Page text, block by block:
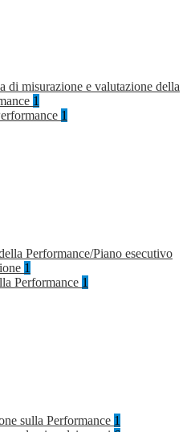
di misurazione e valutazione della
1
1
Performance/Piano esecutivo
1
Performance 1
sulla Performance 1